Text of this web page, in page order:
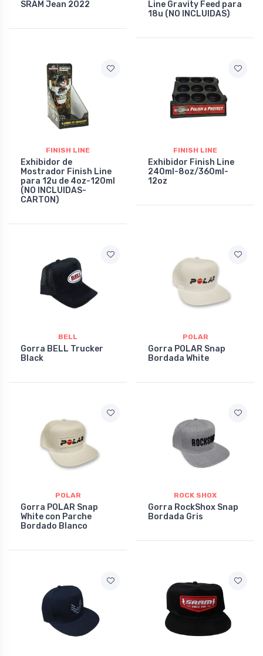
SRAM Jean 2022
Line Gravity Feed para
18u (NO INCLUIDAS)
FINISH LINE
Exhibidor de
Mostrador Finish Line
para 12u de 4oz-120ml
(NO INCLUIDAS-
CARTON)
FINISH LINE
Exhibidor Finish Line
240ml-8oz/360ml-
12oz
BELL
Gorra BELL Trucker
Black
POLAR
Gorra POLAR Snap
Bordada White
POLAR
Gorra POLAR Snap
White con Parche
Bordado Blanco
ROCK SHOX
Gorra RockShox Snap
Bordada Gris